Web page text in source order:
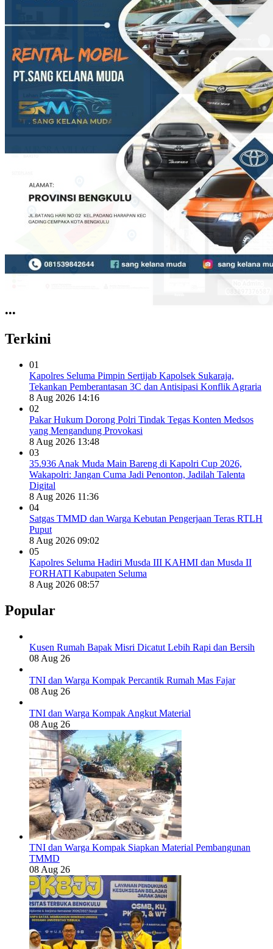
•••
Terkini
01
Kapolres Seluma Pimpin Sertijab Kapolsek Sukaraja,
Tekankan Pemberantasan 3C dan Antisipasi Konflik Agraria
8 Aug 2026 14:16
02
Pakar Hukum Dorong Polri Tindak Tegas Konten Medsos
yang Mengandung Provokasi
8 Aug 2026 13:48
03
35.936 Anak Muda Main Bareng di Kapolri Cup 2026,
Wakapolri: Jangan Cuma Jadi Penonton, Jadilah Talenta
Digital
8 Aug 2026 11:36
04
Satgas TMMD dan Warga Kebutan Pengerjaan Teras RTLH
Puput
8 Aug 2026 09:02
05
Kapolres Seluma Hadiri Musda III KAHMI dan Musda II
FORHATI Kabupaten Seluma
8 Aug 2026 08:57
Popular
Kusen Rumah Bapak Misri Dicatut Lebih Rapi dan Bersih
08 Aug 26
TNI dan Warga Kompak Percantik Rumah Mas Fajar
08 Aug 26
TNI dan Warga Kompak Angkut Material
08 Aug 26
TNI dan Warga Kompak Siapkan Material Pembangunan
TMMD
08 Aug 26